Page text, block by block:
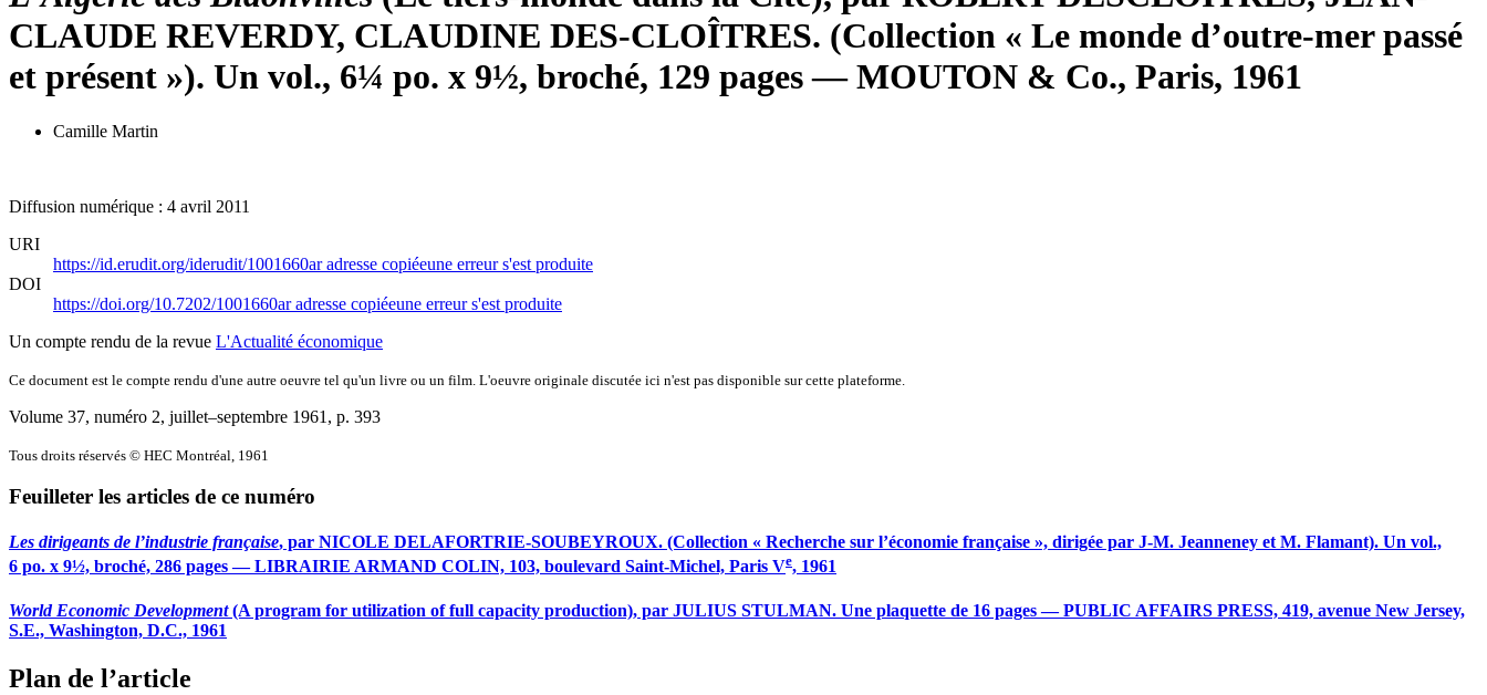
CLAUDE REVERDY, CLAUDINE DES-CLOÎTRES. (Collection « Le monde d’outre-mer passé
et présent »). Un vol., 6¼ po. x 9½, broché, 129 pages — MOUTON & Co., Paris, 1961
Camille Martin
Diffusion numérique : 4 avril 2011
URI
https://id.erudit.org/iderudit/1001660aradresse copiéeune erreur s'est produite
DOI
https://doi.org/10.7202/1001660aradresse copiéeune erreur s'est produite
Un compte rendu de la revue L'Actualité économique
Ce document est le compte rendu d'une autre oeuvre tel qu'un livre ou un film. L'oeuvre originale discutée ici n'est pas disponible sur cette plateforme.
Volume 37, numéro 2, juillet–septembre 1961 , p. 393
Tous droits réservés © HEC Montréal, 1961
Feuilleter les articles de ce numéro
Les dirigeants de l’industrie française, par NICOLE DELAFORTRIE-SOUBEYROUX. (Collection « Recherche sur l’économie française », dirigée par J-M. Jeanneney et M. Flamant). Un vol.,
6 po. x 9½, broché, 286 pages — LIBRAIRIE ARMAND COLIN, 103, boulevard Saint-Michel, Paris Ve, 1961
World Economic Development(A program for utilization of full capacity production), par JULIUS STULMAN. Une plaquette de 16 pages — PUBLIC AFFAIRS PRESS, 419, avenue New Jersey,
S.E., Washington, D.C., 1961
Plan de l’article